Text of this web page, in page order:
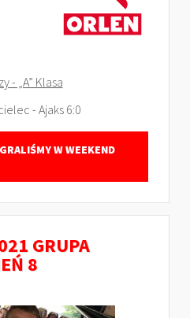
- „A” Klasa
- Ajaks 6:0
W WEEKEND
GRUPA
8